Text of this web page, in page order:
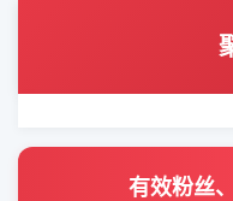
有效粉丝